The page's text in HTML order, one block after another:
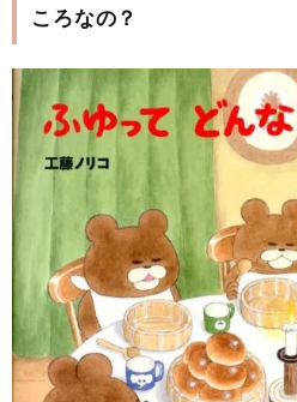
ころなの？